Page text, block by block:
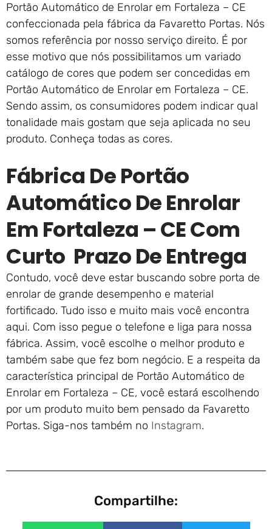
Portão Automático de Enrolar em Fortaleza – CE
confeccionada pela fábrica da Favaretto Portas. Nós
somos referência por nosso serviço direito. É por
esse motivo que nós possibilitamos um variado
catálogo de cores que podem ser concedidas em
Portão Automático de Enrolar em Fortaleza – CE.
Sendo assim, os consumidores podem indicar qual
tonalidade mais gostam que seja aplicada no seu
produto. Conheça todas as cores.
Fábrica De Portão
Automático De Enrolar
Em Fortaleza – CE Com
Curto Prazo De Entrega
Contudo, você deve estar buscando sobre porta de
enrolar de grande desempenho e material
fortificado. Tudo isso e muito mais você encontra
aqui. Com isso pegue o telefone e liga para nossa
fábrica. Assim, você escolhe o melhor produto e
também sabe que fez bom negócio. E a respeita da
característica principal de Portão Automático de
Enrolar em Fortaleza – CE, você estará escolhendo
por um produto muito bem pensado da Favaretto
Portas. Siga-nos também no Instagram.
Compartilhe: